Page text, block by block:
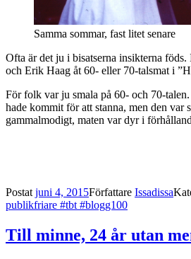
Samma sommar, fast litet senare
Ofta är det ju i bisatserna insikterna
och Erik Haag åt 60- eller 70-talsmat i
För folk var ju smala på 60- och 70-
hade kommit för att stanna, men den
gammalmodigt, maten var dyr i
Postat juni 4, 2015Författare Issadissa
publikfriare #tbt #blogg100
Till minne, 24 år utan